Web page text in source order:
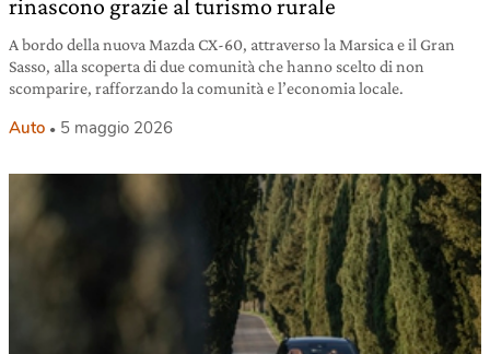
rinascono grazie al turismo rurale
A bordo della nuova Mazda CX-60, attraverso la Marsica e il Gran
Sasso, alla scoperta di due comunità che hanno scelto di non
scomparire, rafforzando la comunità e l’economia locale.
Auto 5 maggio 2026